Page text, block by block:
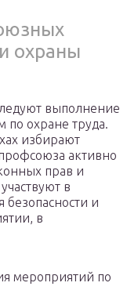
охраны
выполнение
по охране труда.
избирают
активно
прав и
в
безопасности и
в
мероприятий по